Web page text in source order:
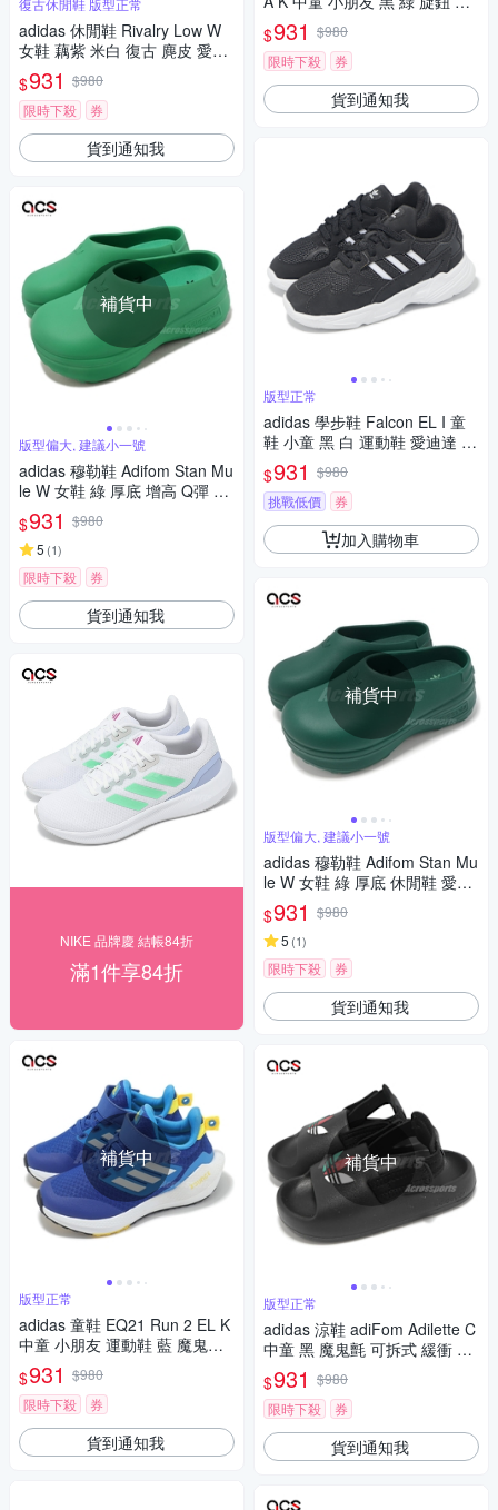
復古休閒鞋 版型正常
adidas 休閒鞋 Rivalry Low W
女鞋 藕紫 米白 復古 麂皮 愛迪
達 IE7286
$931 $980
限時下殺
券
貨到通知我
補貨中
版型偏大, 建議小一號
adidas 穆勒鞋 Adifom Stan Mu
le W 女鞋 綠 厚底 增高 Q彈 拖
鞋 愛迪達 IG3181
$931 $980
5 (1)
限時下殺 券
貨到通知我
NIKE 品牌慶 結帳84折
滿1件享84折
補貨中
版型正常
adidas 童鞋 EQ21 Run 2 EL K
中童 小朋友 運動鞋 藍 魔鬼氈
愛迪達 GY4367
$931 $980
限時下殺
券
貨到通知我
動鞋 愛迪達 IE9100
$931 $980
限時下殺
券
貨到通知我
版型正常
adidas 學步鞋 Falcon EL I 童
鞋 小童 黑 白 運動鞋 愛迪達 IF
1100
$931 $980
挑戰低價
券
加入購物車
補貨中
版型偏大, 建議小一號
adidas 穆勒鞋 Adifom Stan Mu
le W 女鞋 綠 厚底 休閒鞋 愛迪
達 IE0481
$931 $980
5 (1)
限時下殺 券
貨到通知我
補貨中
版型正常
adidas 涼鞋 adiFom Adilette C
中童 黑 魔鬼氈 可拆式 緩衝 小
朋友 休閒鞋 愛迪達 JP5526
$931 $980
限時下殺
券
貨到通知我